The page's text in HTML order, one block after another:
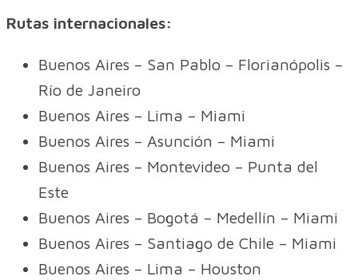
Rutas internacionales:
Buenos Aires – San Pablo – Florianópolis –
Río de Janeiro
Buenos Aires – Lima – Miami
Buenos Aires – Asunción – Miami
Buenos Aires – Montevideo – Punta del
Este
Buenos Aires – Bogotá – Medellín – Miami
Buenos Aires – Santiago de Chile – Miami
Buenos Aires – Lima – Houston